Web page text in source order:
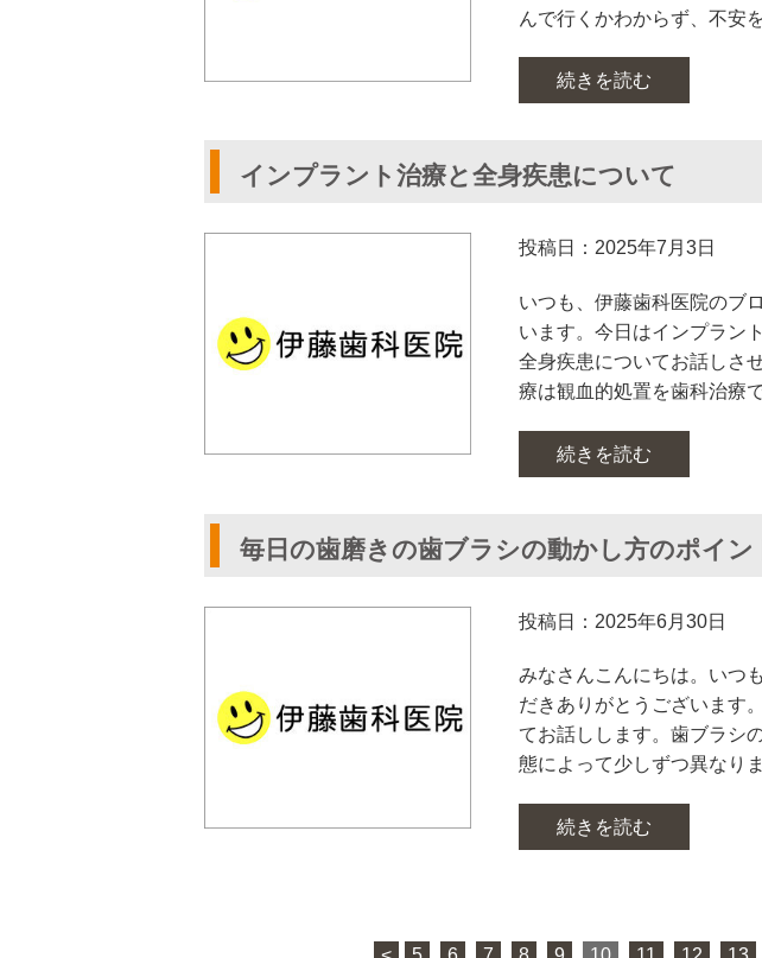
んで行くかわからず、不安
続きを読む
インプラント治療と全身疾患について
投稿日：2025年7月3日
いつも、伊藤歯科医院のブ
います。今日はインプラン
全身疾患についてお話しさ
療は観血的処置を歯科治療
続きを読む
毎日の歯磨きの歯ブラシの動かし方のポイン
投稿日：2025年6月30日
みなさんこんにちは。いつ
だきありがとうございます
てお話しします。歯ブラシ
態によって少しずつ異なり
続きを読む